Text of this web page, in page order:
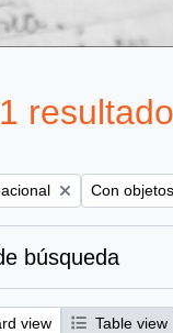
Remove
Con
búsqueda
view Table view